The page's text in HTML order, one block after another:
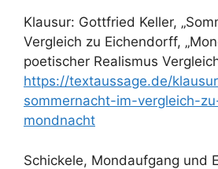
Klausur: Gottfried Keller,
Vergleich zu Eichendorff,
poetischer Realismus
https://textaussage.de/
sommernacht-im-vergleich-
mondnacht
Schickele, Mondaufgang und